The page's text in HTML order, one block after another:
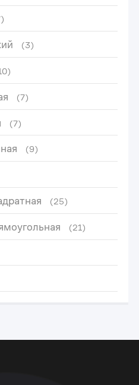
(3)
(7)
(7)
(9)
(25)
(21)